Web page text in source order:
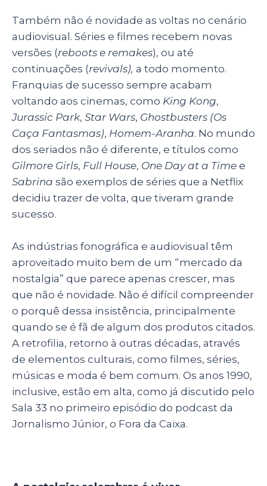
Também não é novidade as voltas no cenário
audiovisual. Séries e filmes recebem novas
versões (reboots e remakes), ou até
continuações (revivals), a todo momento.
Franquias de sucesso sempre acabam
voltando aos cinemas, como King Kong,
Jurassic Park, Star Wars, Ghostbusters (Os
Caça Fantasmas), Homem-Aranha. No mundo
dos seriados não é diferente, e títulos como
Gilmore Girls, Full House, One Day at a Time e
Sabrina são exemplos de séries que a Netflix
decidiu trazer de volta, que tiveram grande
sucesso.
As indústrias fonográfica e audiovisual têm
aproveitado muito bem de um “mercado da
nostalgia” que parece apenas crescer, mas
que não é novidade. Não é difícil compreender
o porquê dessa insistência, principalmente
quando se é fã de algum dos produtos citados.
A retrofilia, retorno à outras décadas, através
de elementos culturais, como filmes, séries,
músicas e moda é bem comum. Os anos 1990,
inclusive, estão em alta, como já discutido pelo
Sala 33 no primeiro episódio do podcast da
Jornalismo Júnior, o Fora da Caixa.